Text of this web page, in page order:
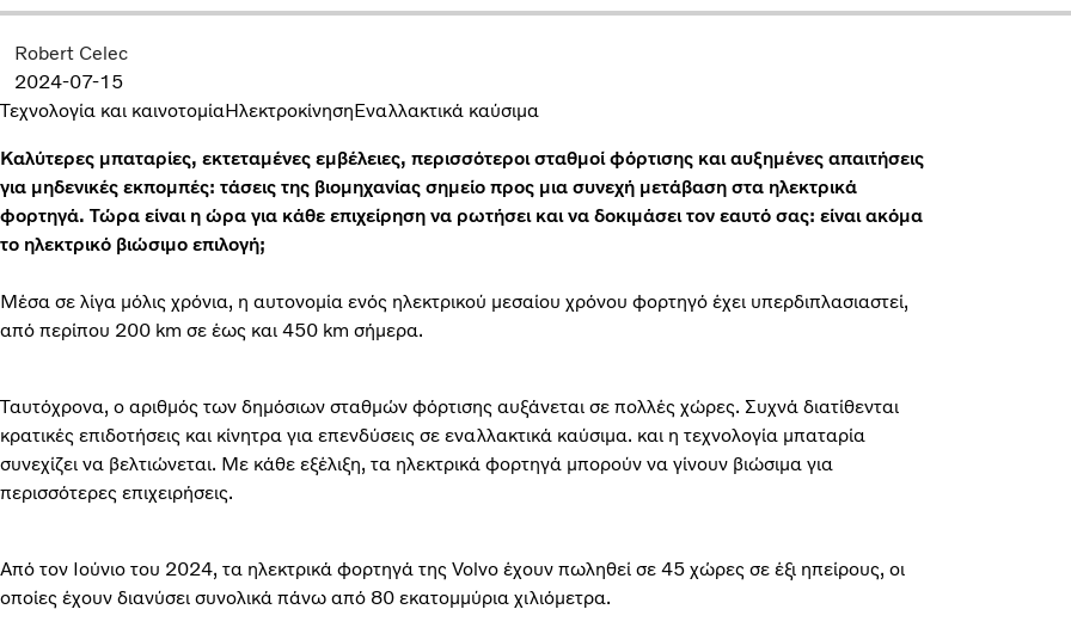
Robert Celec
2024-07-15
Τεχνολογία και καινοτομίαΗλεκτροκίνησηΕναλλακτικά καύσιμα
Καλύτερες μπαταρίες, εκτεταμένες εμβέλειες, περισσότεροι σταθμοί φόρτισης και αυξημένες απαιτήσεις
για μηδενικές εκπομπές: τάσεις της βιομηχανίας σημείο προς μια συνεχή μετάβαση στα ηλεκτρικά
φορτηγά. Τώρα είναι η ώρα για κάθε επιχείρηση να ρωτήσει και να δοκιμάσει τον εαυτό σας: είναι ακόμα
το ηλεκτρικό βιώσιμο επιλογή;
Μέσα σε λίγα μόλις χρόνια, η αυτονομία ενός ηλεκτρικού μεσαίου χρόνου φορτηγό έχει υπερδιπλασιαστεί,
από περίπου 200 km σε έως και 450 km σήμερα.
Ταυτόχρονα, ο αριθμός των δημόσιων σταθμών φόρτισης αυξάνεται σε πολλές χώρες. Συχνά διατίθενται
κρατικές επιδοτήσεις και κίνητρα για επενδύσεις σε εναλλακτικά καύσιμα. και η τεχνολογία μπαταρία
συνεχίζει να βελτιώνεται. Με κάθε εξέλιξη, τα ηλεκτρικά φορτηγά μπορούν να γίνουν βιώσιμα για
περισσότερες επιχειρήσεις.
Από τον Ιούνιο του 2024, τα ηλεκτρικά φορτηγά της Volvo έχουν πωληθεί σε 45 χώρες σε έξι ηπείρους, οι
οποίες έχουν διανύσει συνολικά πάνω από 80 εκατομμύρια χιλιόμετρα.